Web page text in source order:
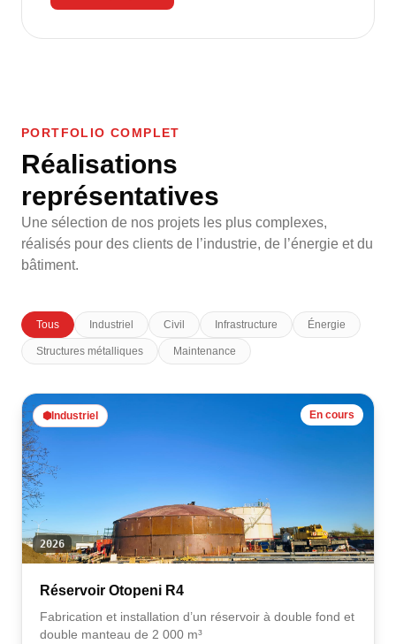
PORTFOLIO COMPLET
Réalisations
représentatives
Une sélection de nos projets les plus complexes,
réalisés pour des clients de l’industrie, de l’énergie et du
bâtiment.
Tous Industriel Civil Infrastructure Énergie
Structures métalliques Maintenance
⬢ Industriel En cours
2026
Réservoir Otopeni R4
Fabrication et installation d’un réservoir à double fond et
double manteau de 2 000 m³